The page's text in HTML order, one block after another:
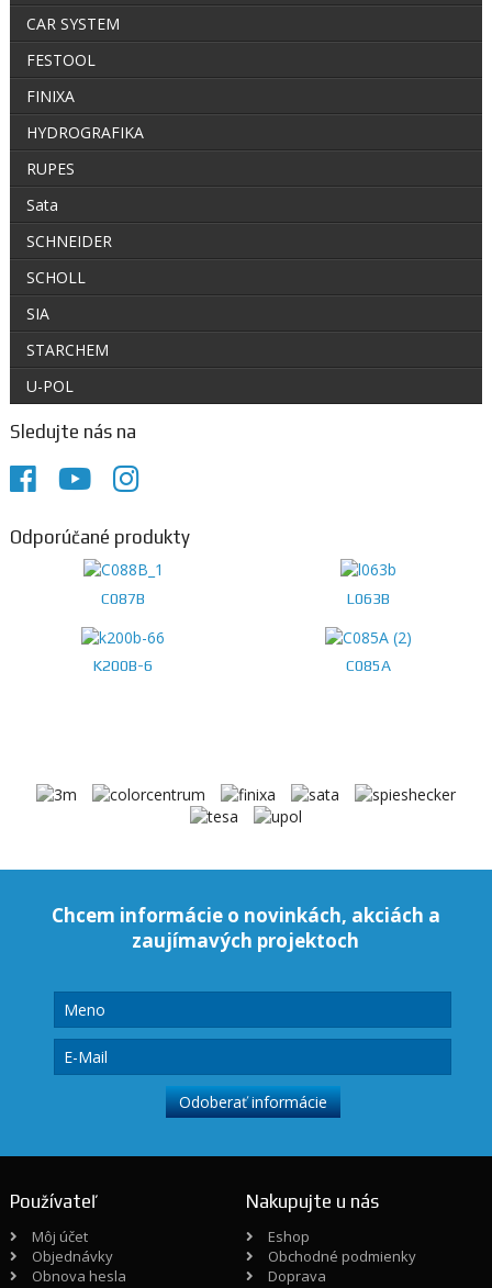
CAR SYSTEM
FESTOOL
FINIXA
HYDROGRAFIKA
RUPES
Sata
SCHNEIDER
SCHOLL
SIA
STARCHEM
U-POL
Sledujte nás na
Odporúčané produkty
C087B L063B
K200B-6 C085A
Chcem informácie o novinkách, akciách a
zaujímavých projektoch
Používateľ
Môj účet
Objednávky
Obnova hesla
Nakupujte u nás
Eshop
Obchodné podmienky
Doprava